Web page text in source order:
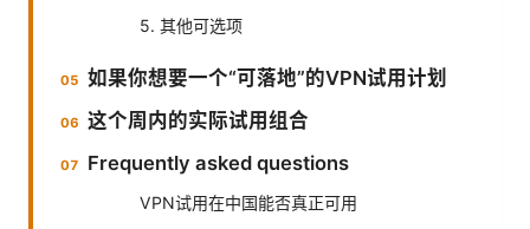
5. 其他可选项
如果你想要一个“可落地”的VPN试用计划
这个周内的实际试用组合
Frequently asked questions
VPN试用在中国能否真正可用